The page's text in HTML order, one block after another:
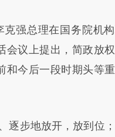
强总理在国务院机
会议上提出，简政放
和今后一段时期头等
步地放开，放到位